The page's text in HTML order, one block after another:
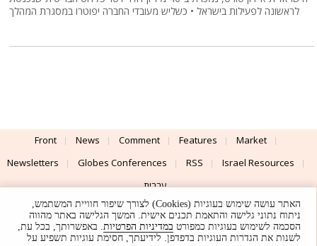
לראשונה לפעילות בישראל • כשליש מעובדי החברה יפוטרו במסגרת המהלך
Front News Comment Features
Market
Newsletters
Globes Conferences RSS
Israel Resources
עברית
Advertising
Terms of Use Privacy Policy About Support
האתר עושה שימוש בעוגיות (Cookies) לצורך שיפור חוויית המשתמש,
ניתוח נתוני גלישה והתאמת תכנים אישית. המשך הגלישה באתר מהווה
הסכמה לשימוש בעוגיות כמפורט במדיניות הפרטיות. באפשרותך, בכל עת,
לשנות את הגדרות העוגיות בדפדפן. לידיעתך, חסימת עוגיות תשפיע על